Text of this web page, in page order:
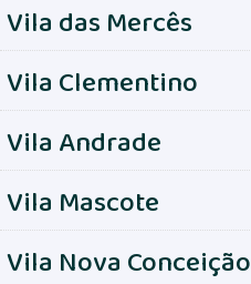
Vila das Mercês
Vila Clementino
Vila Andrade
Vila Mascote
Vila Nova Conceição